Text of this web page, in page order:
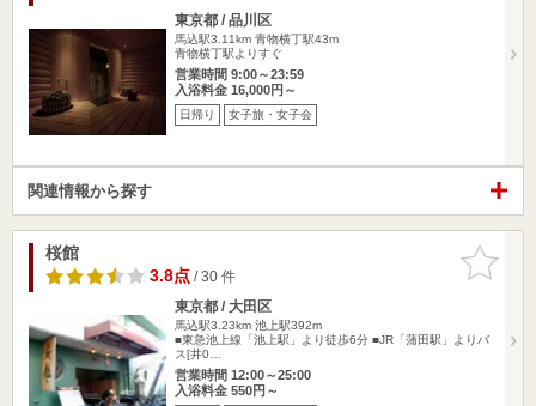
東京都 / 品川区
馬込駅3.11km 青物横丁駅43m
青物横丁駅よりすぐ
営業時間 9:00～23:59
入浴料金 16,000円～
日帰り 女子旅・女子会
関連情報から探す
お気に入
りに追加
桜館
3.8点/ 30 件
東京都 / 大田区
馬込駅3.23km 池上駅392m
■東急池上線「池上駅」より徒歩6分 ■JR「蒲田駅」よりバ
ス[井0…
営業時間 12:00～25:00
入浴料金 550円～